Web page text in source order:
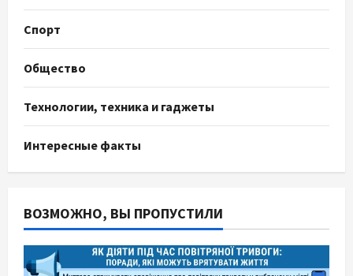
Спорт
Общество
Технологии, техника и гаджеты
Интересные факты
ВОЗМОЖНО, ВЫ ПРОПУСТИЛИ